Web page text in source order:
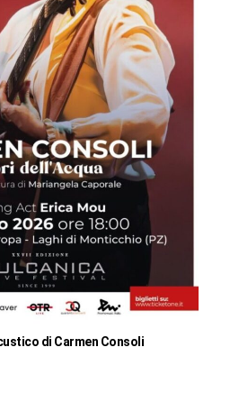
di Carmen Consoli